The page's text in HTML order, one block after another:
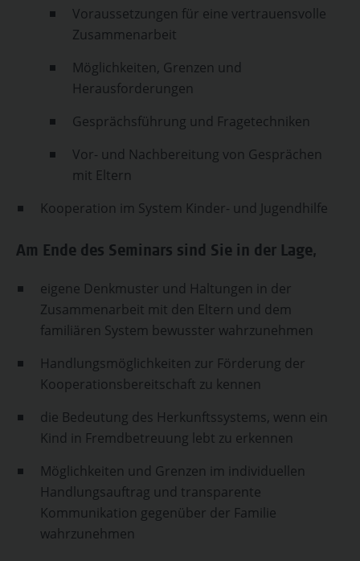
Voraussetzungen für eine vertrauensvolle
Zusammenarbeit
Möglichkeiten, Grenzen und
Herausforderungen
Gesprächsführung und Fragetechniken
Vor- und Nachbereitung von Gesprächen
mit Eltern
Kooperation im System Kinder- und Jugendhilfe
Am Ende des Seminars sind Sie in der Lage,
eigene Denkmuster und Haltungen in der
Zusammenarbeit mit den Eltern und dem
familiären System bewusster wahrzunehmen
Handlungsmöglichkeiten zur Förderung der
Kooperationsbereitschaft zu kennen
die Bedeutung des Herkunftssystems, wenn ein
Kind in Fremdbetreuung lebt zu erkennen
Möglichkeiten und Grenzen im individuellen
Handlungsauftrag und transparente
Kommunikation gegenüber der Familie
wahrzunehmen